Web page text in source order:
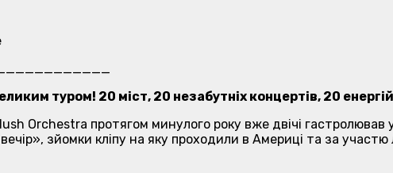
туром! 20 міст, 20 незабутніх концертів, 20
Orchestra протягом минулого року вже двічі
зйомки кліпу на яку проходили в Америці та за участю